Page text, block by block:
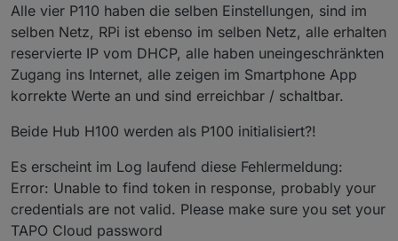
Alle vier P110 haben die selben Einstellungen, sind im
selben Netz, RPi ist ebenso im selben Netz, alle erhalten
reservierte IP vom DHCP, alle haben uneingeschränkten
Zugang ins Internet, alle zeigen im Smartphone App
korrekte Werte an und sind erreichbar / schaltbar.
Beide Hub H100 werden als P100 initialisiert?!
Es erscheint im Log laufend diese Fehlermeldung:
Error: Unable to find token in response, probably your
credentials are not valid. Please make sure you set your
TAPO Cloud password